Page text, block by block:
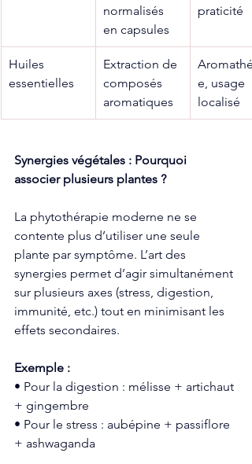
normalisés
en capsules
praticité
Huiles
essentielles
Extraction de
composés
aromatiques
e, usage
localisé
Synergies végétales : Pourquoi
associer plusieurs plantes ?
La phytothérapie moderne ne se
contente plus d’utiliser une seule
plante par symptôme. L’art des
synergies permet d’agir simultanément
sur plusieurs axes (stress, digestion,
immunité, etc.) tout en minimisant les
effets secondaires.
Exemple :
• Pour la digestion : mélisse + artichaut
+ gingembre
• Pour le stress : aubépine + passiflore
+ ashwaganda